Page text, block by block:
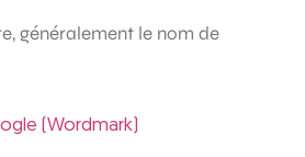
généralement le nom de